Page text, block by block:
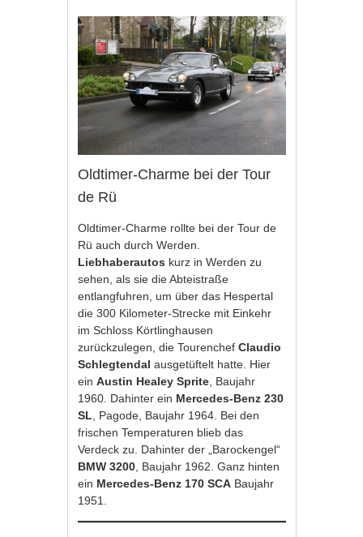
Oldtimer-Charme bei der Tour
de Rü
Oldtimer-Charme rollte bei der Tour de
Rü auch durch Werden.
Liebhaberautos kurz in Werden zu
sehen, als sie die Abteistraße
entlangfuhren, um über das Hespertal
die 300 Kilometer-Strecke mit Einkehr
im Schloss Körtlinghausen
zurückzulegen, die TourenchefClaudio
Schlegtendal ausgetüftelt hatte. Hier
einAustin Healey Sprite , Baujahr
1960. Dahinter ein Mercedes-Benz 230
SL , Pagode, Baujahr 1964. Bei den
frischen Temperaturen blieb das
Verdeck zu. Dahinter der „Barockengel“
BMW 3200 , Baujahr 1962. Ganz hinten
ein Mercedes-Benz 170 SCA Baujahr
1951.